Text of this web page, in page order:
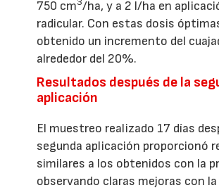
750 cm3/ha, y a 2 l/ha en
radicular. Con estas dosis
obtenido un incremento del
alrededor del 20%.
Resultados después de la
aplicación
El muestreo realizado 17 días
segunda aplicación proporcionó
similares a los obtenidos con la
observando claras mejoras con